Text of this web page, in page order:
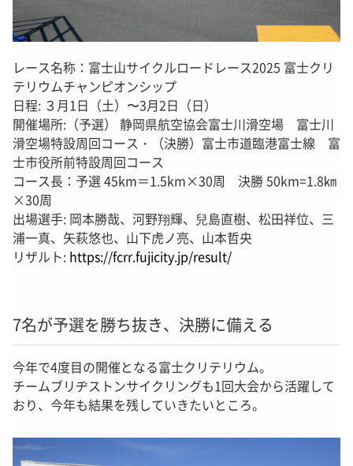
レース名称：富士山サイクルロードレース2025 富士クリ
テリウムチャンピオンシップ
日程: ３月1日（土）〜3月2日（日）
開催場所:（予選） 静岡県航空協会富士川滑空場 富士川
滑空場特設周回コース・（決勝）富士市道臨港富士線 富
士市役所前特設周回コース
コース長：予選 45km＝1.5km×30周 決勝 50km=1.8㎞
×30周
出場選手: 岡本勝哉、河野翔輝、兒島直樹、松田祥位、三
浦一真、矢萩悠也、山下虎ノ亮、山本哲央
リザルト: https://fcrr.fujicity.jp/result/
7名が予選を勝ち抜き、決勝に備える
今年で4度目の開催となる富士クリテリウム。
チームブリヂストンサイクリングも1回大会から活躍して
おり、今年も結果を残していきたいところ。